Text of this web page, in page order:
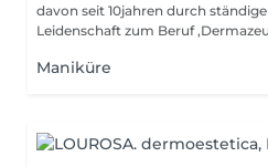
davon seit 10jahren durch
Leidenschaft zum Beruf
Maniküre